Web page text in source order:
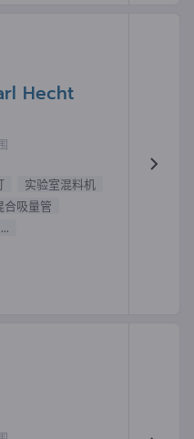
Hecht
实验室混料机
合吸量管
...